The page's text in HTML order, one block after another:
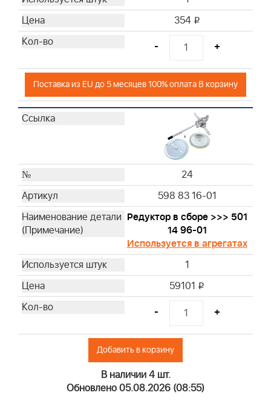
354 i
- +
Поставка из EU до 5 месяцев 100% оплата В корзину
24
598 83 16-01
Редуктор в сборе >>> 501
14 96-01
Используется в агрегатах
1
59101 i
- +
Добавить в корзину
В наличии 4 шт.
Обновлено 05.08.2026 (08:55)